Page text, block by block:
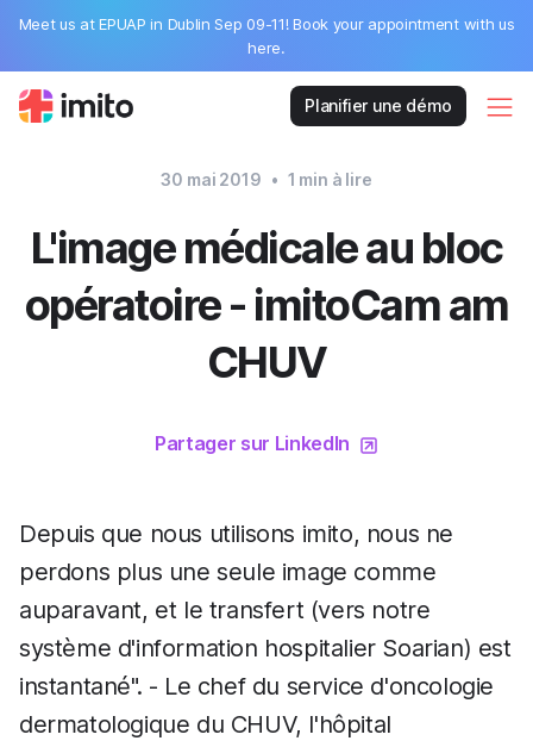
Meet us at EPUAP in Dublin Sep 09-11! Book your appointment with us
here.
Planifier une démo
30 mai 2019 • 1 min à lire
L'image médicale au bloc
opératoire - imitoCam am
CHUV
Partager sur LinkedIn
Depuis que nous utilisons imito, nous ne
perdons plus une seule image comme
auparavant, et le transfert (vers notre
système d'information hospitalier Soarian) est
instantané". - Le chef du service d'oncologie
dermatologique du CHUV, l'hôpital